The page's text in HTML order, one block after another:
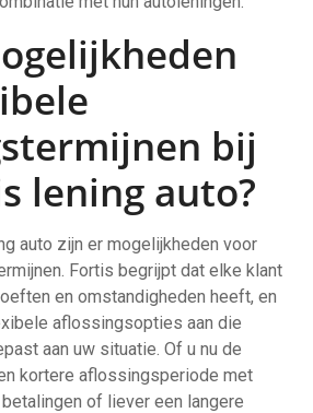
bij
lening auto?
auto zijn er mogelijkheden voor
Fortis begrijpt dat elke klant
en omstandigheden heeft, en
aflossingsopties aan die
aan uw situatie. Of u nu de
kortere aflossingsperiode met
of liever een langere